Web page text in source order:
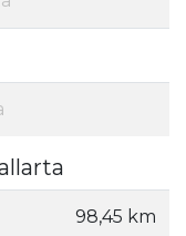
98,45 km